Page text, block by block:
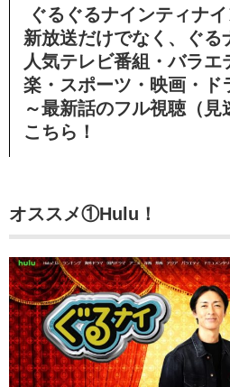
ぐるぐるナインティナ
新放送だけでなく、ぐる
人気テレビ番組・バラ
楽・スポーツ・映画・ド
～最新話のフル視聴（見
こちら！
オススメ①Hulu！